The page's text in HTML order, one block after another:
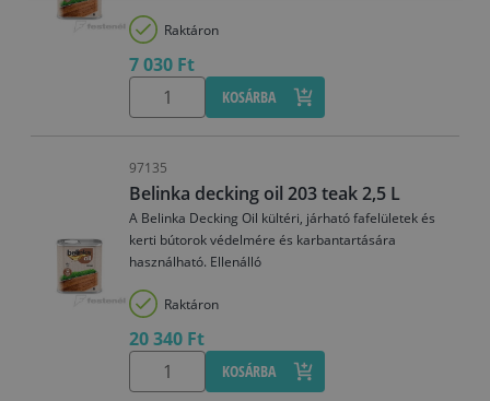
Raktáron
7 030 Ft
KOSÁRBA
97135
Belinka decking oil 203 teak 2,5 L
A Belinka Decking Oil kültéri, járható fafelületek és
kerti bútorok védelmére és karbantartására
használható. Ellenálló
Raktáron
20 340 Ft
KOSÁRBA